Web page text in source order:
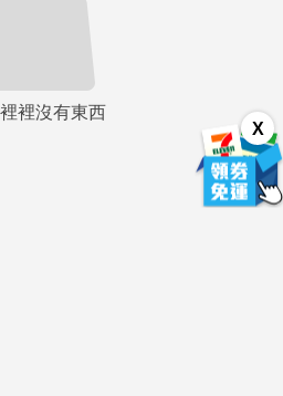
X
裡沒有東西